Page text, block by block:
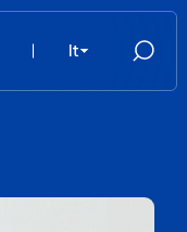
lt